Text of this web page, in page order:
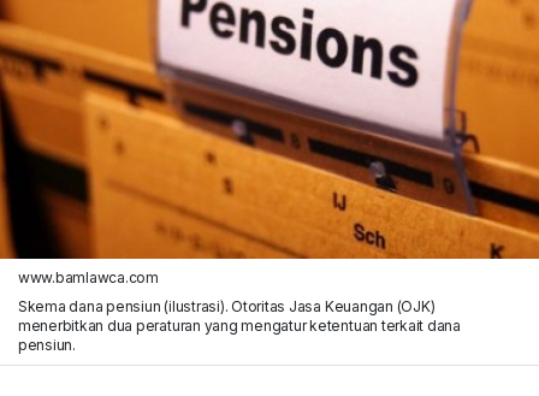
www.bamlawca.com
Skema dana pensiun (ilustrasi). Otoritas Jasa Keuangan (OJK)
menerbitkan dua peraturan yang mengatur ketentuan terkait dana
pensiun.